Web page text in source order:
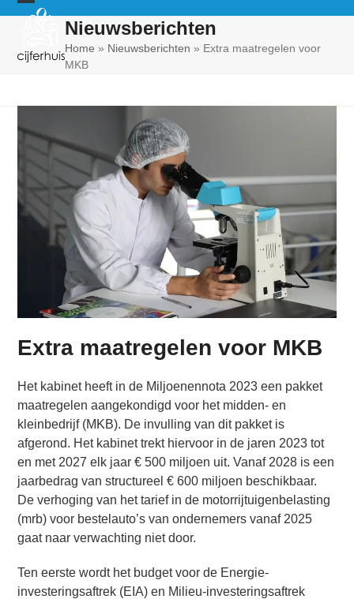
Open
mobile
Close
mobile
Nieuwsberichten
Home » Nieuwsberichten » Extra maatregelen voor
MKB
Extra maatregelen voor MKB
Het kabinet heeft in de Miljoenennota 2023 een pakket
maatregelen aangekondigd voor het midden- en
kleinbedrijf (MKB). De invulling van dit pakket is
afgerond. Het kabinet trekt hiervoor in de jaren 2023 tot
en met 2027 elk jaar € 500 miljoen uit. Vanaf 2028 is een
jaarbedrag van structureel € 600 miljoen beschikbaar.
De verhoging van het tarief in de motorrijtuigenbelasting
(mrb) voor bestelauto’s van ondernemers vanaf 2025
gaat naar verwachting niet door.
Ten eerste wordt het budget voor de Energie-
investeringsaftrek (EIA) en Milieu-investeringsaftrek